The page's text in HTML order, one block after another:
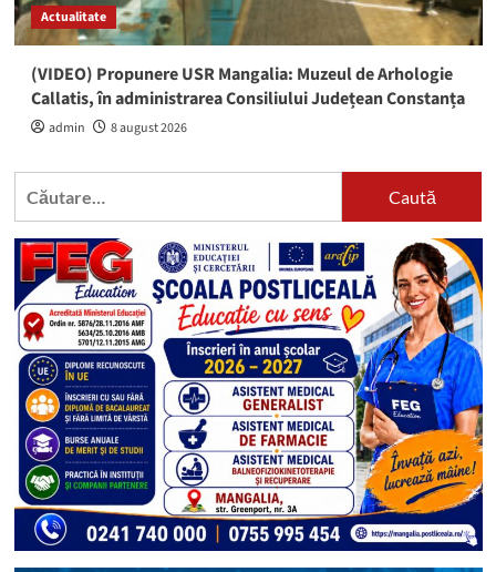
Actualitate
(VIDEO) Propunere USR Mangalia: Muzeul de Arhologie
Callatis, în administrarea Consiliului Județean Constanța
admin 8 august 2026
Caută